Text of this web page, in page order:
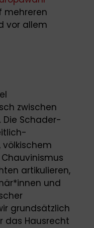
mehreren
vor allem
zwischen
Die Schader-
völkischem
artikulieren,
und
grundsätzlich
das Hausrecht